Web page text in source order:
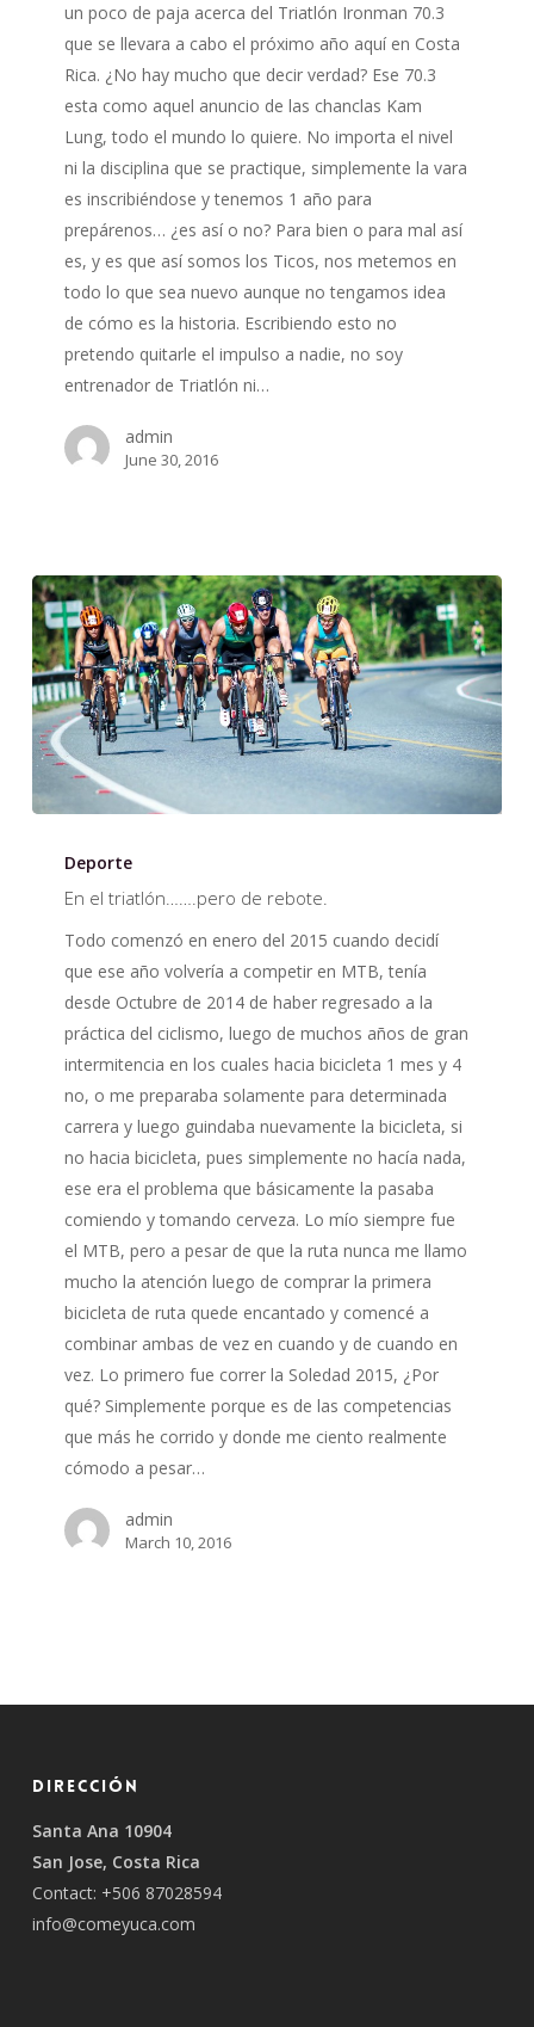
un poco de paja acerca del Triatlón Ironman 70.3
que se llevara a cabo el próximo año aquí en Costa
Rica. ¿No hay mucho que decir verdad? Ese 70.3
esta como aquel anuncio de las chanclas Kam
Lung, todo el mundo lo quiere. No importa el nivel
ni la disciplina que se practique, simplemente la vara
es inscribiéndose y tenemos 1 año para
prepárenos… ¿es así o no? Para bien o para mal así
es, y es que así somos los Ticos, nos metemos en
todo lo que sea nuevo aunque no tengamos idea
de cómo es la historia. Escribiendo esto no
pretendo quitarle el impulso a nadie, no soy
entrenador de Triatlón ni…
admin
June 30, 2016
triatlón…….pero
rebote.
Deporte
En el triatlón…….pero de rebote.
Todo comenzó en enero del 2015 cuando decidí
que ese año volvería a competir en MTB, tenía
desde Octubre de 2014 de haber regresado a la
práctica del ciclismo, luego de muchos años de gran
intermitencia en los cuales hacia bicicleta 1 mes y 4
no, o me preparaba solamente para determinada
carrera y luego guindaba nuevamente la bicicleta, si
no hacia bicicleta, pues simplemente no hacía nada,
ese era el problema que básicamente la pasaba
comiendo y tomando cerveza. Lo mío siempre fue
el MTB, pero a pesar de que la ruta nunca me llamo
mucho la atención luego de comprar la primera
bicicleta de ruta quede encantado y comencé a
combinar ambas de vez en cuando y de cuando en
vez. Lo primero fue correr la Soledad 2015, ¿Por
qué? Simplemente porque es de las competencias
que más he corrido y donde me ciento realmente
cómodo a pesar…
admin
March 10, 2016
Dirección
Santa Ana 10904
San Jose, Costa Rica
Contact: +506 87028594
info@comeyuca.com